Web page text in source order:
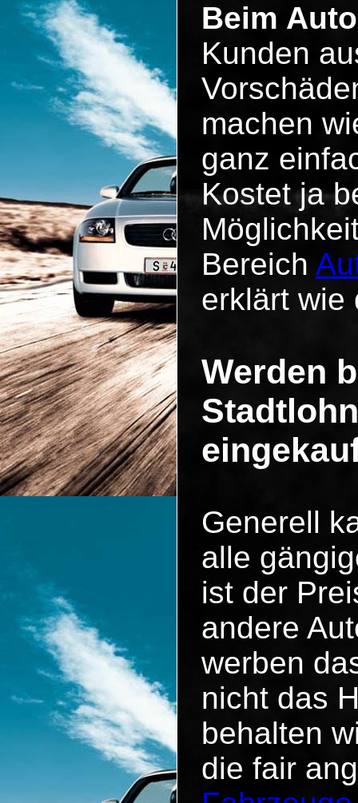
Beim
Kunden
machen
ganz
Kostet ja
Bereich
erklärt wie
Werden
Generell
alle
ist der
andere
werben
nicht das
behalten
die fair